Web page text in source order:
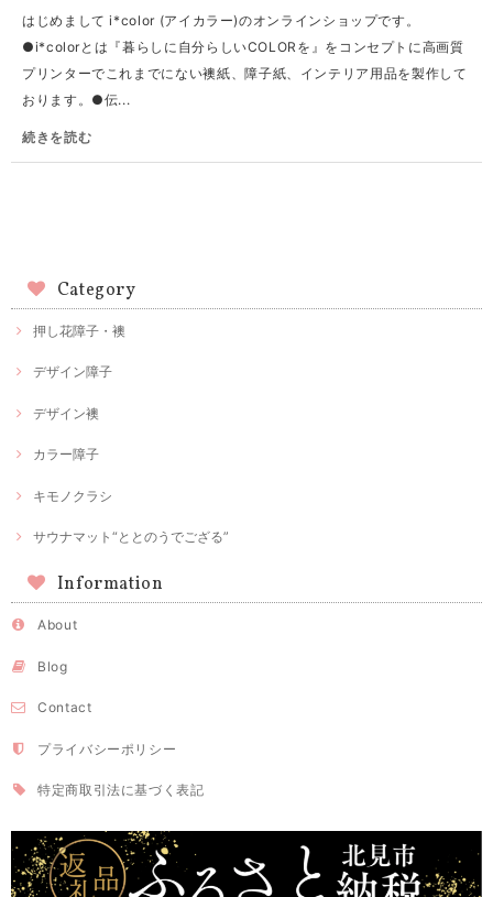
はじめまして i*color (アイカラー)のオンラインショップです。
●i*colorとは『暮らしに自分らしいCOLORを』をコンセプトに高画質
プリンターでこれまでにない襖紙、障子紙、インテリア用品を製作して
おります。●伝...
続きを読む
Category
押し花障子・襖
デザイン障子
デザイン襖
カラー障子
キモノクラシ
サウナマット“ととのうでござる”
Information
About
Blog
Contact
プライバシーポリシー
特定商取引法に基づく表記